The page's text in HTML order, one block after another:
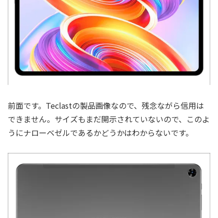
前面です。Teclastの製品画像なので、残念ながら信用は
できません。サイズもまだ開示されていないので、このよ
うにナローベゼルであるかどうかはわからないです。